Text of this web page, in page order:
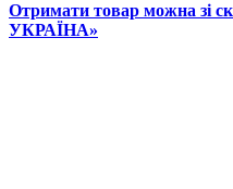
Отримати товар можна зі
УКРАЇНА»